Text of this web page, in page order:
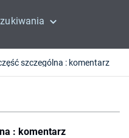
szczególna : komentarz
: komentarz